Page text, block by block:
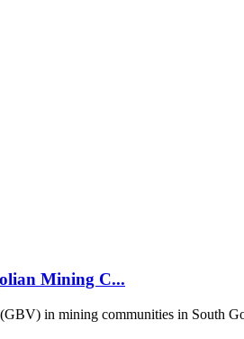
Mining C...
in mining communities in South